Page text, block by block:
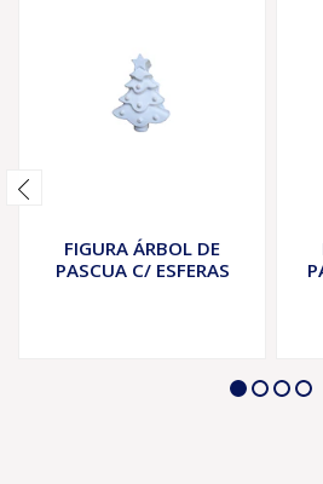
FIGURA ÁRBOL DE
PASCUA C/ ESFERAS